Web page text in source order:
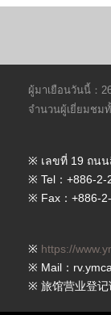
ผู้มาเยือนวันนี้：
จำนวนผู้เยี่ยมชม
※ เลขที่ 19 ถนน
※ Tel：+886-2-
※ Fax：+886-
※ https://
※ Mail：
※ 旅馆营业登记